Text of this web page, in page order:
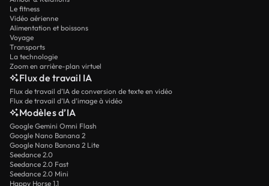
Le fitness
Vidéo aérienne
Alimentation et boissons
Voyage
Transports
La technologie
Zoom en arrière-plan virtuel
Flux de travail IA
Flux de travail d’IA de conversion de texte en vidéo
Flux de travail d’IA d’image à vidéo
Modèles d’IA
Google Gemini Omni Flash
Google Nano Banana 2
Google Nano Banana 2 Lite
Seedance 2.0
Seedance 2.0 Fast
Seedance 2.0 Mini
Happy Horse 1.1